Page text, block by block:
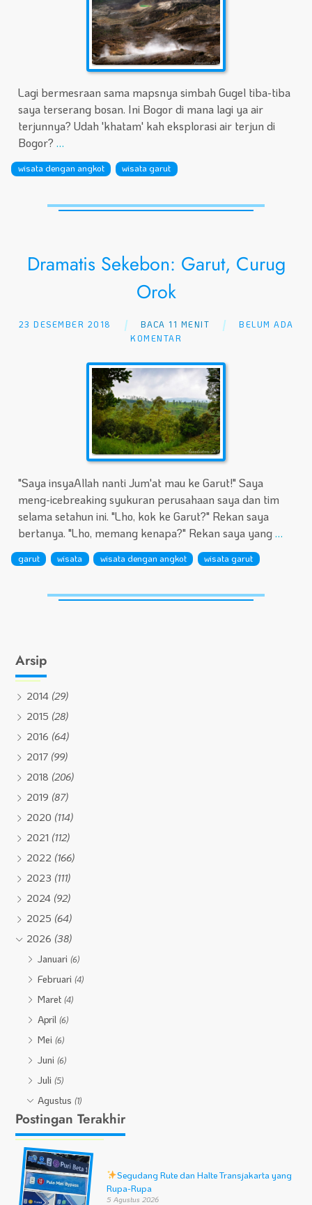
Lagi bermesraan sama mapsnya simbah Gugel tiba-tiba
saya terserang bosan. Ini Bogor di mana lagi ya air
terjunnya? Udah 'khatam' kah eksplorasi air terjun di
Bogor? …
wisata dengan angkot wisata garut
Dramatis Sekebon: Garut, Curug
Orok
23 DESEMBER 2018 BACA 11 MENIT
BELUM ADA
KOMENTAR
"Saya insyaAllah nanti Jum'at mau ke Garut!" Saya
meng-icebreaking syukuran perusahaan saya dan tim
selama setahun ini. "Lho, kok ke Garut?" Rekan saya
bertanya. "Lho, memang kenapa?" Rekan saya yang…
garut wisata wisata dengan angkot wisata garut
Arsip
2014 (29)
2015 (28)
2016 (64)
2017 (99)
2018 (206)
2019 (87)
2020 (114)
2021 (112)
2022 (166)
2023 (111)
2024 (92)
2025 (64)
2026 (38)
Januari(6)
Februari(4)
Maret(4)
April(6)
Mei(6)
Juni(6)
Juli(5)
Agustus(1)
Postingan Terakhir
Segudang Rute dan Halte Transjakarta yang
Rupa-Rupa
5 Agustus 2026